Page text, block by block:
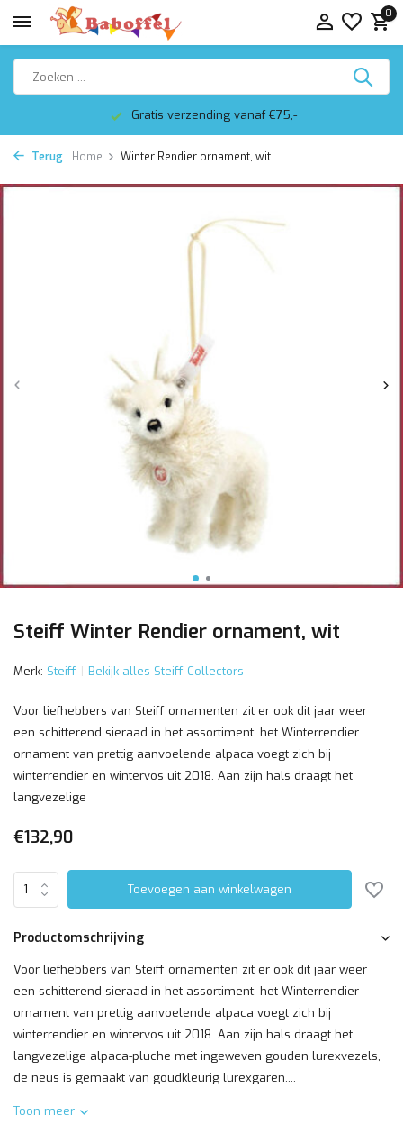
0
Gratis verzending vanaf €75,-
Terug Home Winter Rendier ornament, wit
Steiff Winter Rendier ornament, wit
Merk: Steiff Bekijk alles Steiff Collectors
Voor liefhebbers van Steiff ornamenten zit er ook dit jaar weer
een schitterend sieraad in het assortiment: het Winterrendier
ornament van prettig aanvoelende alpaca voegt zich bij
winterrendier en wintervos uit 2018. Aan zijn hals draagt het
langvezelige
€132,90
Toevoegen aan winkelwagen
Productomschrijving
Voor liefhebbers van Steiff ornamenten zit er ook dit jaar weer
een schitterend sieraad in het assortiment: het Winterrendier
ornament van prettig aanvoelende alpaca voegt zich bij
winterrendier en wintervos uit 2018. Aan zijn hals draagt het
langvezelige alpaca-pluche met ingeweven gouden lurexvezels,
de neus is gemaakt van goudkleurig lurexgaren....
Toon meer